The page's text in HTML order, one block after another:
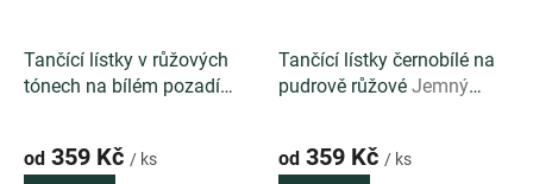
Tančící lístky v růžových
tónech na bílém pozadí
podkladu
od 359 Kč / ks
Tančící lístky černobílé na
pudrově růžové Jemný
podkladu
od 359 Kč / ks